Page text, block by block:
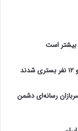
بیشتر است
رسانه‌ای دشمن